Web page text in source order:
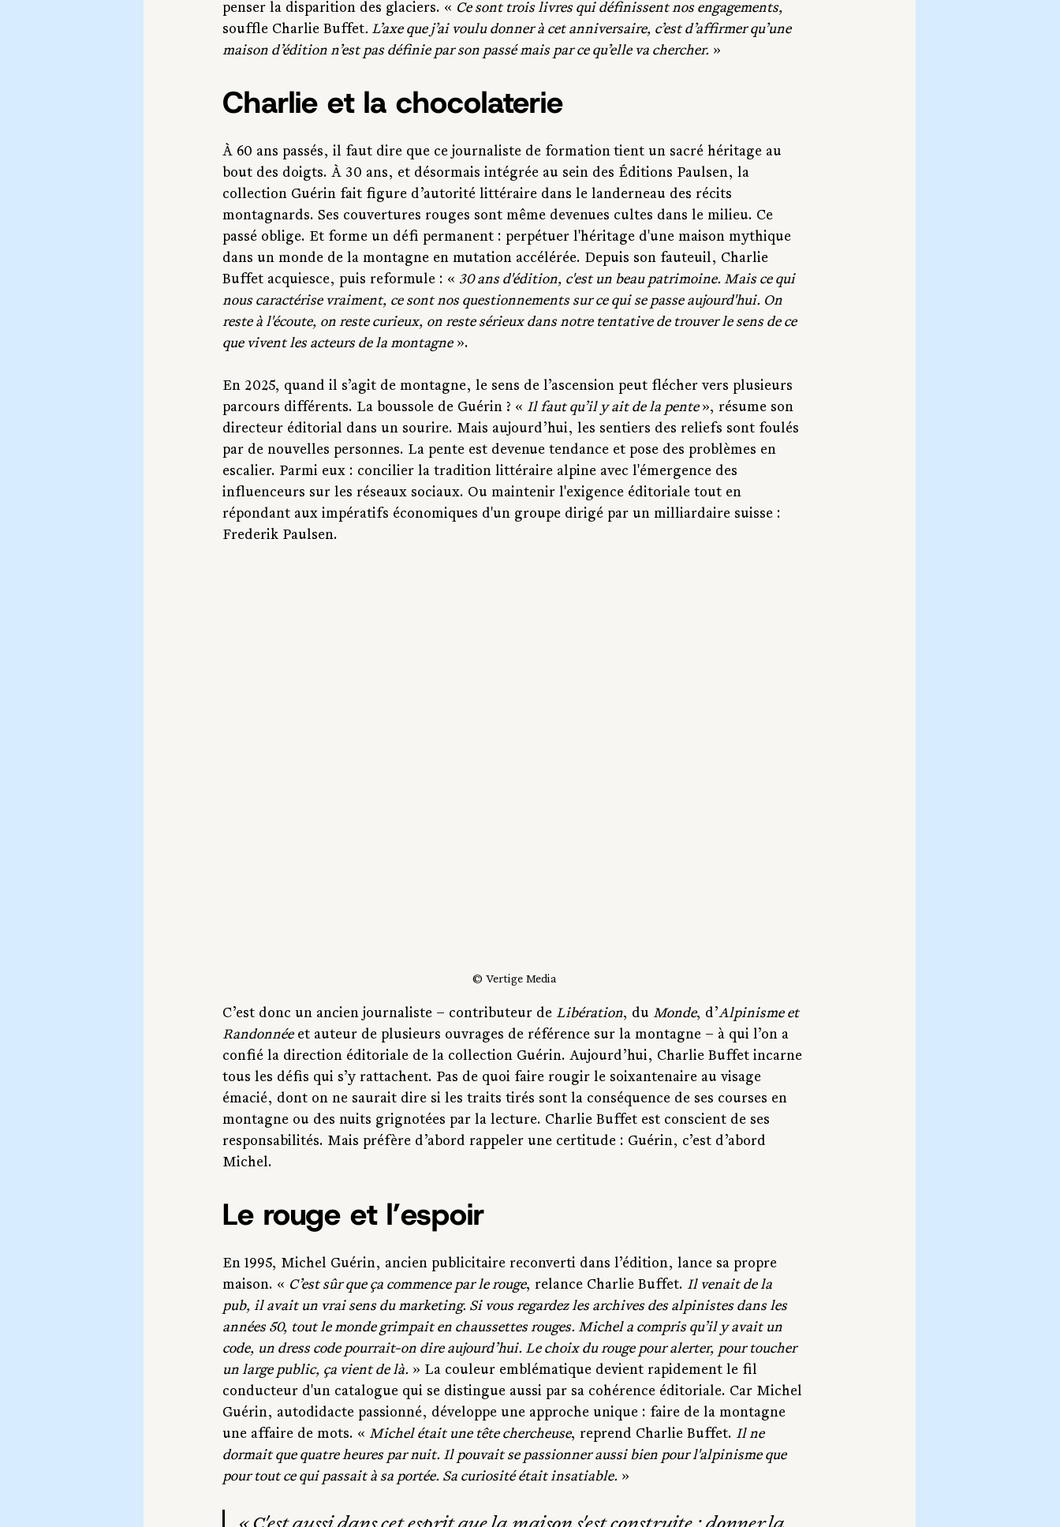
penser la disparition des glaciers. « Ce sont trois livres qui définissent nos engagements,
souffle Charlie Buffet. L’axe que j’ai voulu donner à cet anniversaire, c’est d’affirmer qu’une
maison d’édition n’est pas définie par son passé mais par ce qu’elle va chercher. »
Charlie et la chocolaterie
À 60 ans passés, il faut dire que ce journaliste de formation tient un sacré héritage au
bout des doigts. À 30 ans, et désormais intégrée au sein des Éditions Paulsen, la
collection Guérin fait figure d’autorité littéraire dans le landerneau des récits
montagnards. Ses couvertures rouges sont même devenues cultes dans le milieu. Ce
passé oblige. Et forme un défi permanent : perpétuer l'héritage d'une maison mythique
dans un monde de la montagne en mutation accélérée. Depuis son fauteuil, Charlie
Buffet acquiesce, puis reformule : « 30 ans d'édition, c'est un beau patrimoine. Mais ce qui
nous caractérise vraiment, ce sont nos questionnements sur ce qui se passe aujourd'hui. On
reste à l'écoute, on reste curieux, on reste sérieux dans notre tentative de trouver le sens de ce
que vivent les acteurs de la montagne ».
En 2025, quand il s’agit de montagne, le sens de l’ascension peut flécher vers plusieurs
parcours différents. La boussole de Guérin ? « Il faut qu’il y ait de la pente », résume son
directeur éditorial dans un sourire. Mais aujourd’hui, les sentiers des reliefs sont foulés
par de nouvelles personnes. La pente est devenue tendance et pose des problèmes en
escalier. Parmi eux : concilier la tradition littéraire alpine avec l'émergence des
influenceurs sur les réseaux sociaux. Ou maintenir l'exigence éditoriale tout en
répondant aux impératifs économiques d'un groupe dirigé par un milliardaire suisse :
Frederik Paulsen.
© Vertige Media
C’est donc un ancien journaliste – contributeur de Libération, du Monde, d’Alpinisme et
Randonnée et auteur de plusieurs ouvrages de référence sur la montagne – à qui l’on a
confié la direction éditoriale de la collection Guérin. Aujourd’hui, Charlie Buffet incarne
tous les défis qui s’y rattachent. Pas de quoi faire rougir le soixantenaire au visage
émacié, dont on ne saurait dire si les traits tirés sont la conséquence de ses courses en
montagne ou des nuits grignotées par la lecture. Charlie Buffet est conscient de ses
responsabilités. Mais préfère d’abord rappeler une certitude : Guérin, c’est d’abord
Michel.
Le rouge et l’espoir
En 1995, Michel Guérin, ancien publicitaire reconverti dans l’édition, lance sa propre
maison. « C’est sûr que ça commence par le rouge, relance Charlie Buffet. Il venait de la
pub, il avait un vrai sens du marketing. Si vous regardez les archives des alpinistes dans les
années 50, tout le monde grimpait en chaussettes rouges. Michel a compris qu’il y avait un
code, un dress code pourrait-on dire aujourd’hui. Le choix du rouge pour alerter, pour toucher
un large public, ça vient de là. » La couleur emblématique devient rapidement le fil
conducteur d'un catalogue qui se distingue aussi par sa cohérence éditoriale. Car Michel
Guérin, autodidacte passionné, développe une approche unique : faire de la montagne
une affaire de mots. « Michel était une tête chercheuse, reprend Charlie Buffet. Il ne
dormait que quatre heures par nuit. Il pouvait se passionner aussi bien pour l'alpinisme que
pour tout ce qui passait à sa portée. Sa curiosité était insatiable. »